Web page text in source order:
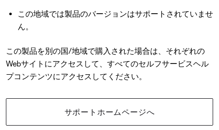
この地域では製品のバージョンはサポートされていませ
ん。
この製品を別の国/地域で購入された場合は、それぞれの
Webサイトにアクセスして、すべてのセルフサービスヘル
プコンテンツにアクセスしてください。
サポートホームページへ